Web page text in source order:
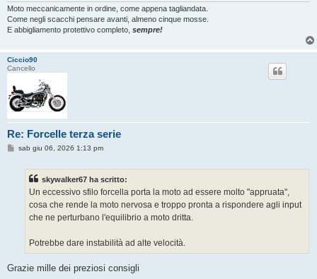
Moto meccanicamente in ordine, come appena tagliandata.
Come negli scacchi pensare avanti, almeno cinque mosse.
E abbigliamento protettivo completo, sempre!
Ciccio90
Cancello
Re: Forcelle terza serie
Msab giu 06, 2026 1:13 pm
skywalker67 ha scritto:
Un eccessivo sfilo forcella porta la moto ad essere molto "appruata",
cosa che rende la moto nervosa e troppo pronta a rispondere agli input
che ne perturbano l'equilibrio a moto dritta.
Potrebbe dare instabilità ad alte velocità.
Grazie mille dei preziosi consigli